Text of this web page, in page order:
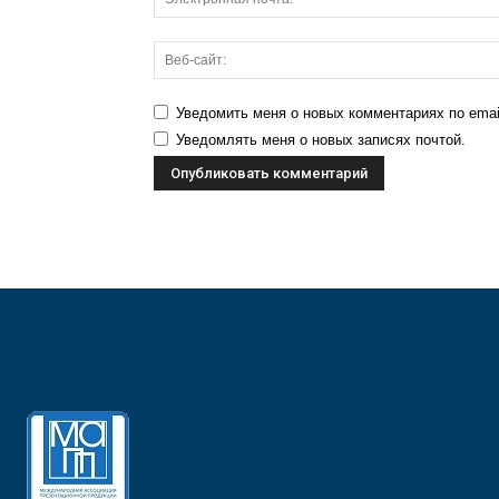
Уведомить меня о новых комментариях по
Уведомлять меня о новых записях почтой.